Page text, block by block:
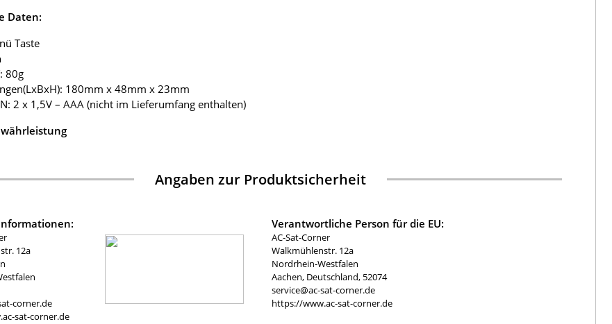
Daten:
Taste
80g
180mm x 48mm x 23mm
2 x 1,5V – AAA (nicht im Lieferumfang enthalten)
Angaben zur Produktsicherheit
12a
corner.de
sat-corner.de
Verantwortliche Person für die EU:
AC-Sat-Corner
Walkmühlenstr. 12a
Nordrhein-Westfalen
Aachen, Deutschland, 52074
service@ac-sat-corner.de
https://www.ac-sat-corner.de